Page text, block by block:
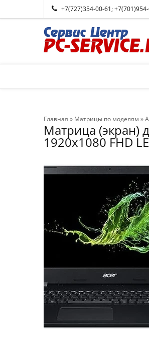
+7(727)354-00-61;
Главная » Матрицы по моделям »
Матрица (экран)
1920x1080 FHD